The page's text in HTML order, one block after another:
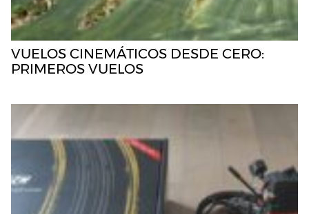
VUELOS CINEMÁTICOS DESDE CERO:
PRIMEROS VUELOS